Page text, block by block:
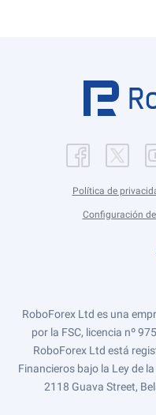
Política de
Configuración
RoboForex Ltd es una
por la FSC, licencia nº
RoboForex Ltd está
Financieros bajo la Ley de
2118 Guava Street,